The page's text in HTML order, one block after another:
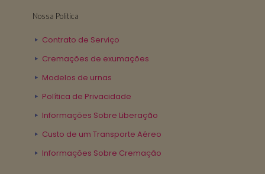
Nossa Politica
Contrato de Serviço
Cremações de exumações
Modelos de urnas
Política de Privacidade
Informações Sobre Liberação
Custo de um Transporte Aéreo
Informações Sobre Cremação